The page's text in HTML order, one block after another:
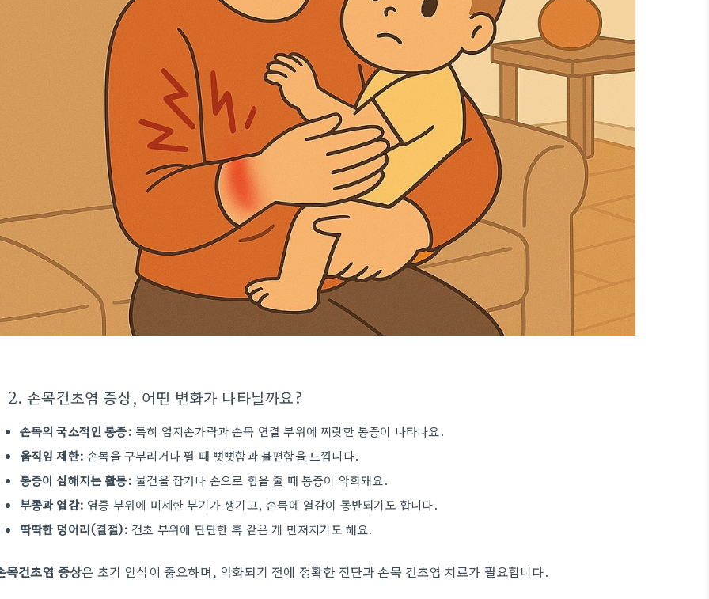
2. 손목건초염 증상, 어떤 변화가 나타날까요?
손목의 국소적인 통증: 특히 엄지손가락과 손목 연결 부위에 찌릿한 통증이 나타나요.
움직임 제한: 손목을 구부리거나 펼 때 뻣뻣함과 불편함을 느낍니다.
통증이 심해지는 활동: 물건을 잡거나 손으로 힘을 줄 때 통증이 악화돼요.
부종과 열감: 염증 부위에 미세한 부기가 생기고, 손목에 열감이 동반되기도 합니다.
딱딱한 덩어리(결절): 건초 부위에 단단한 혹 같은 게 만져지기도 해요.
목건초염 증상은 초기 인식이 중요하며, 악화되기 전에 정확한 진단과 손목 건초염 치료가 필요합니다.